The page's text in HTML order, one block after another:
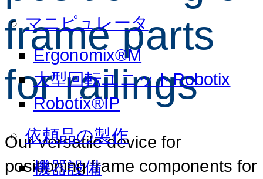
マニピュレータ
Ergonomix®M
大型回転ユニットRobotix
Robotix®IP
依頼品の製作
機器設備
frame parts
for railings
Our versatile device for
positioning frame components for